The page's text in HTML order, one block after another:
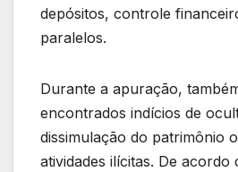
depósitos, controle
paralelos.
Durante a apuração,
encontrados indícios de
dissimulação do patrimônio
atividades ilícitas. De acordo